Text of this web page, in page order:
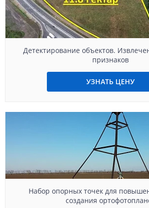
Детектирование объектов.
признаков
УЗНАТЬ ЦЕНУ
Набор опорных точек для
создания